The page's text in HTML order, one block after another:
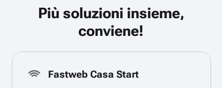
Più soluzioni insieme,
conviene!
Fastweb Casa Start